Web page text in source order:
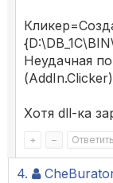
Неудачная
(AddIn.Clicker)
Хотя dll-ка
+ – Ответить
4.